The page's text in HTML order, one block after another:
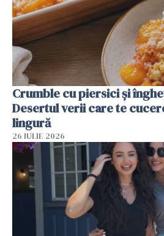
Crumble cu piersici și
Desertul verii care te
lingură
26 IULIE 2026